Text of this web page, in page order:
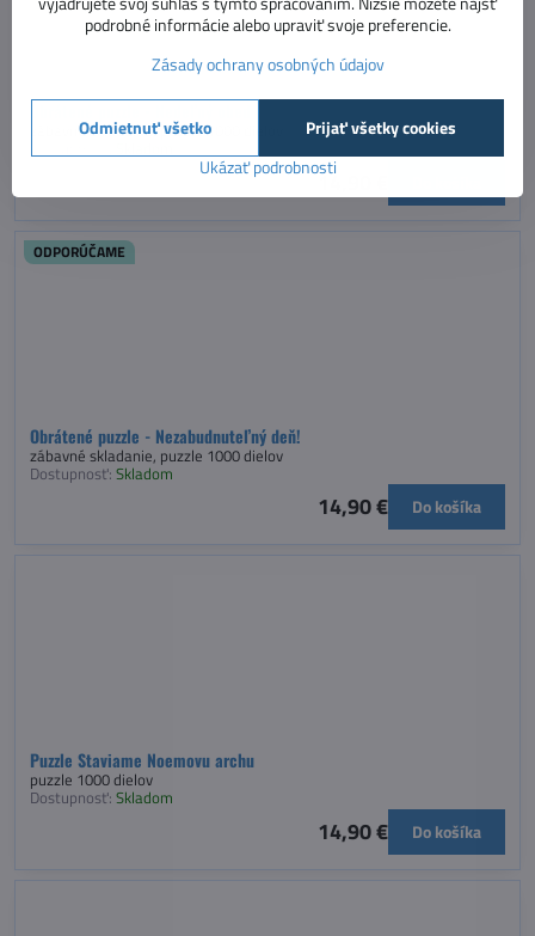
zábavné skladanie, puzzle 1000 dielov
14,90 €
Obrátené puzzle - Nezabudnuteľný deň!
ODPORÚČAME
zábavné skladanie, puzzle 1000 dielov
Dostupnosť: Skladom
14,90 € Do košíka
Puzzle Staviame Noemovu archu
puzzle 1000 dielov
Dostupnosť: Skladom
14,90 € Do košíka
podrobné informácie alebo upraviť svoje preferencie.
Zásady ochrany osobných údajov
Ukázať podrobnosti
Prijať všetky cookies
Odmietnuť všetko